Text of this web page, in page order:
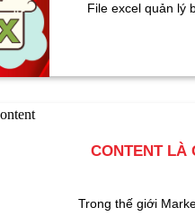
File excel quản lý
CONTENT LÀ
Trong thế giới